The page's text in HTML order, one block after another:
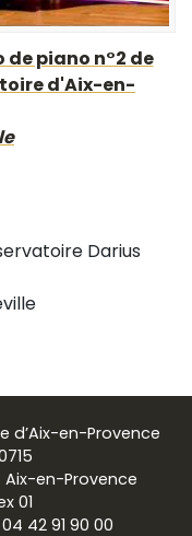
piano n°2 de
d'Aix-en-
Darius
d’Aix-en-Provence
Aix-en-Provence
01
04 42 91 90 00